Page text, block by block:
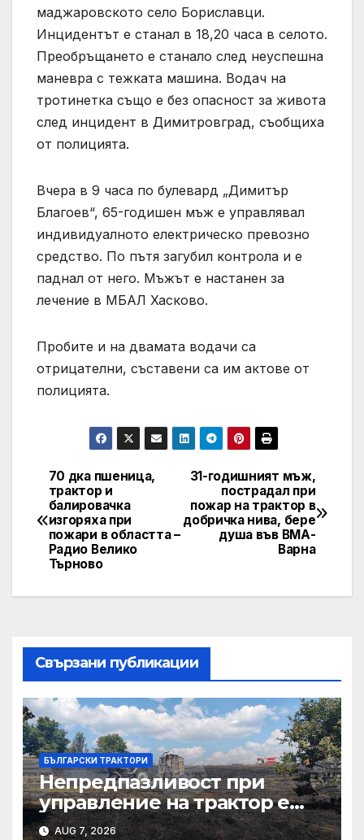
маджаровското село Бориславци.
Инцидентът е станал в 18,20 часа в селото.
Преобръщането е станало след неуспешна
маневра с тежката машина. Водач на
тротинетка също е без опасност за живота
след инцидент в Димитровград, съобщиха
от полицията.
Вчера в 9 часа по булевард „Димитър
Благоев“, 65-годишен мъж е управлявал
индивидуалното електрическо превозно
средство. По пътя загубил контрола и е
паднал от него. Мъжът е настанен за
лечение в МБАЛ Хасково.
Пробите и на двамата водачи са
отрицателни, съставени са им актове от
полицията.
Post
navigation
31-годишният мъж,
пострадал при
пожар на трактор в
добричка нива, бере
душа във ВМА-
Варна
70 дка пшеница,
трактор и
балировачка
изгоряха при
пожари в областта –
Радио Велико
Търново
Свързани публикации
БЪЛГАРСКИ ТРАКТОРИ
Непредпазливост при
управление на трактор е
причина за вчерашния
AUG 7, 2026